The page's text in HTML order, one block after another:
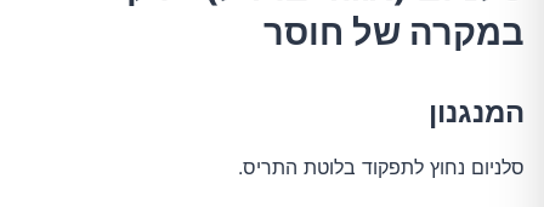
במקרה של חוסר
המנגנון
סלניום נחוץ לתפקוד בלוטת התריס.